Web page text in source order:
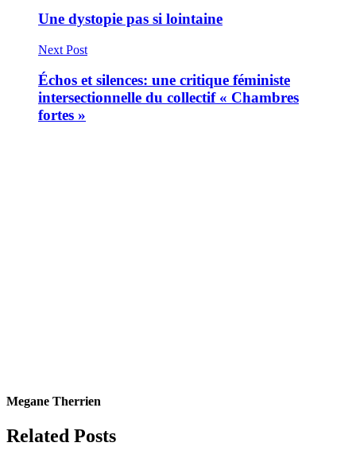
Une dystopie pas si lointaine
Next Post
Échos et silences: une critique féministe
intersectionnelle du collectif « Chambres
fortes »
Megane Therrien
Related Posts